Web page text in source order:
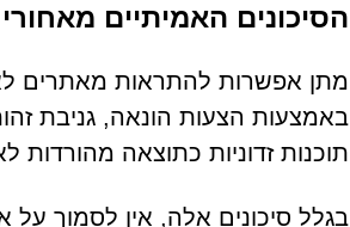
הסיכונים האמיתיים
מתן אפשרות להתראות מאתרים לא
באמצעות הצעות הונאה, גניבת
תוכנות זדוניות כתוצאה מהורדות